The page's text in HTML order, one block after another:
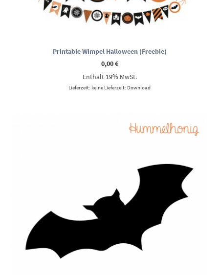
Printable Wimpel Halloween (Freebie)
0,00€
Enthält 19% MwSt.
Lieferzeit: keine Lieferzeit: Download